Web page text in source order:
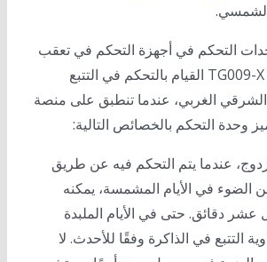
الشمسي.
التحكم في أجهزة التحكم في تعقب
الطاقة الشمسية TG009-X القيام بالتحكم في التتبع
الغربي، عندما تنطبق على منصة
وحدة التحكم بالخصائص التالية:
عندما يتم التحكم فيه عن طريق
الضوء في الأيام المشمسة، يمكنه
عشر دقائق. حتى في الأيام الملبدة
التتبع في الذاكرة وفقًا للأحدث. لا